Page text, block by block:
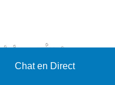
Chat en Direct